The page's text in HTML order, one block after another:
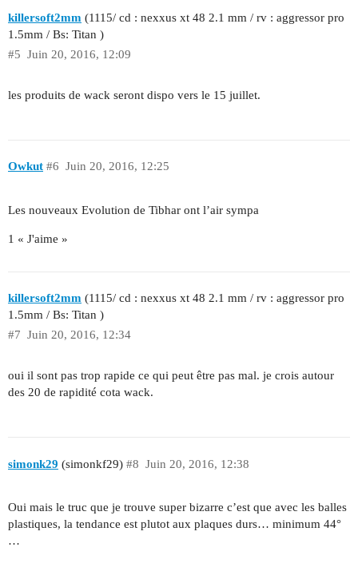
killersoft2mm (1115/ cd : nexxus xt 48 2.1 mm / rv : aggressor pro
1.5mm / Bs: Titan )
Juin 20, 2016, 12:09
#5
les produits de wack seront dispo vers le 15 juillet.
Owkut Juin 20, 2016, 12:25
#6
Les nouveaux Evolution de Tibhar ont l’air sympa
1 « J'aime »
killersoft2mm (1115/ cd : nexxus xt 48 2.1 mm / rv : aggressor pro
1.5mm / Bs: Titan )
Juin 20, 2016, 12:34
#7
oui il sont pas trop rapide ce qui peut être pas mal. je crois autour
des 20 de rapidité cota wack.
simonk29 (simonkf29) Juin 20, 2016, 12:38
#8
Oui mais le truc que je trouve super bizarre c’est que avec les balles
plastiques, la tendance est plutot aux plaques durs… minimum 44°
…